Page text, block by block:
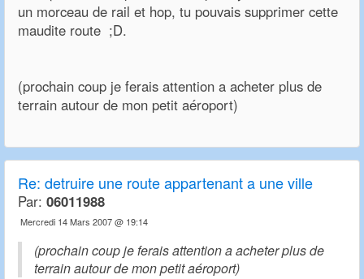
un morceau de rail et hop, tu pouvais supprimer cette
maudite route ;D.
(prochain coup je ferais attention a acheter plus de
terrain autour de mon petit aéroport)
Re: detruire une route appartenant a une ville
Par: 06011988
Mercredi 14 Mars 2007 @ 19:14
(prochain coup je ferais attention a acheter plus de
terrain autour de mon petit aéroport)